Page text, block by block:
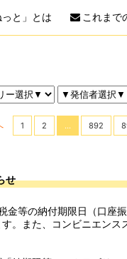
っと」とは これまで
1 2 ... 892
せ
。また、コンビニエン